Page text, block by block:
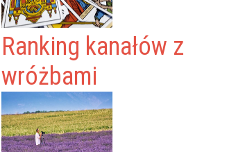
Ranking kanałów z
wróżbami